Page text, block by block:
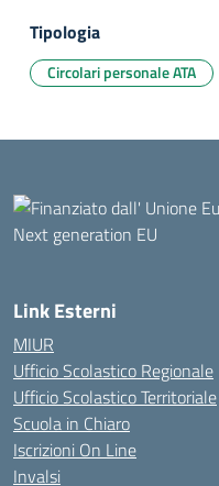
Tipologia
Circolari personale ATA
Link Esterni
MIUR
Ufficio Scolastico Regionale
Ufficio Scolastico Territoriale
Scuola in Chiaro
Iscrizioni On Line
Invalsi